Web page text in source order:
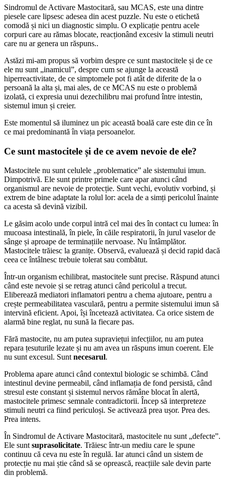
Sindromul de Activare Mastocitară, sau MCAS, este una dintre
piesele care lipsesc adesea din acest puzzle. Nu este o etichetă
comodă și nici un diagnostic simplu. O explicație pentru acele
corpuri care au rămas blocate, reacționând excesiv la stimuli neutri
care nu ar genera un răspuns..
Astăzi mi-am propus să vorbim despre ce sunt mastocitele și de ce
ele nu sunt „inamicul”, despre cum se ajunge la această
hiperreactivitate, de ce simptomele pot fi atât de diferite de la o
persoană la alta și, mai ales, de ce MCAS nu este o problemă
izolată, ci expresia unui dezechilibru mai profund între intestin,
sistemul imun și creier.
Este momentul să iluminez un pic această boală care este din ce în
ce mai predominantă în viața persoanelor.
Ce sunt mastocitele și de ce avem nevoie de ele?
Mastocitele nu sunt celulele „problematice” ale sistemului imun.
Dimpotrivă. Ele sunt printre primele care apar atunci când
organismul are nevoie de protecție. Sunt vechi, evolutiv vorbind, și
extrem de bine adaptate la rolul lor: acela de a simți pericolul înainte
ca acesta să devină vizibil.
Le găsim acolo unde corpul intră cel mai des în contact cu lumea: în
mucoasa intestinală, în piele, în căile respiratorii, în jurul vaselor de
sânge și aproape de terminațiile nervoase. Nu întâmplător.
Mastocitele trăiesc la granițe. Observă, evaluează și decid rapid dacă
ceea ce întâlnesc trebuie tolerat sau combătut.
Într-un organism echilibrat, mastocitele sunt precise. Răspund atunci
când este nevoie și se retrag atunci când pericolul a trecut.
Eliberează mediatori inflamatori pentru a chema ajutoare, pentru a
crește permeabilitatea vasculară, pentru a permite sistemului imun să
intervină eficient. Apoi, își încetează activitatea. Ca orice sistem de
alarmă bine reglat, nu sună la fiecare pas.
Fără mastocite, nu am putea supraviețui infecțiilor, nu am putea
repara țesuturile lezate și nu am avea un răspuns imun coerent. Ele
nu sunt excesul. Suntnecesarul.
Problema apare atunci când contextul biologic se schimbă. Când
intestinul devine permeabil, când inflamația de fond persistă, când
stresul este constant și sistemul nervos rămâne blocat în alertă,
mastocitele primesc semnale contradictorii. Încep să interpreteze
stimuli neutri ca fiind periculoși. Se activează prea ușor. Prea des.
Prea intens.
În Sindromul de Activare Mastocitară, mastocitele nu sunt „defecte”.
Ele suntsuprasolicitate. Trăiesc într-un mediu care le spune
continuu că ceva nu este în regulă. Iar atunci când un sistem de
protecție nu mai știe când să se oprească, reacțiile sale devin parte
din problemă.